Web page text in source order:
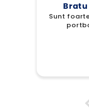
Bratu
Sunt